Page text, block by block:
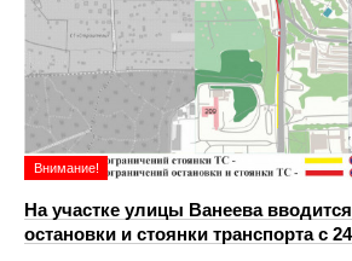
Внимание!
На участке улицы Ванеева
остановки и стоянки транспорта с